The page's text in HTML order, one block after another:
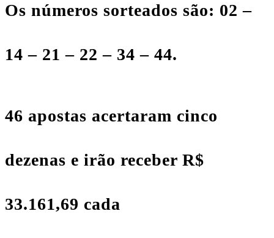
Os números sorteados são: 02 –
14 – 21 – 22 – 34 – 44.
46 apostas acertaram cinco
dezenas e irão receber R$
33.161,69 cada